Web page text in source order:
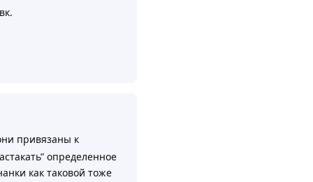
привязаны к
определенное
как таковой тоже